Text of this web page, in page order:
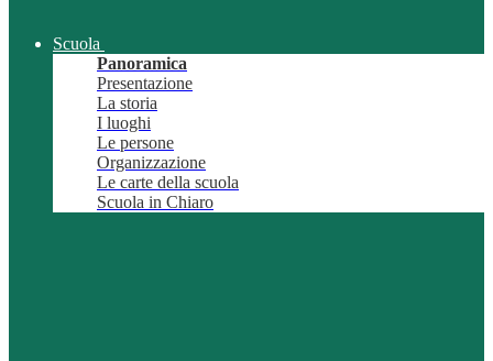
Scuola
Panoramica
Presentazione
La storia
I luoghi
Le persone
Organizzazione
Le carte della scuola
Scuola in Chiaro